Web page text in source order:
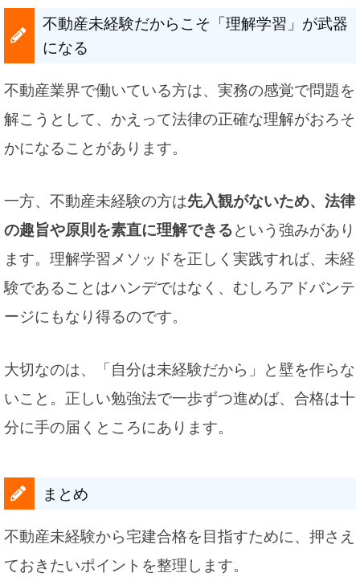
不動産未経験だからこそ「理解学習」が武器
になる
不動産業界で働いている方は、実務の感覚で問題を
解こうとして、かえって法律の正確な理解がおろそ
かになることがあります。
一方、不動産未経験の方は先入観がないため、法律
の趣旨や原則を素直に理解できるという強みがあり
ます。理解学習メソッドを正しく実践すれば、未経
験であることはハンデではなく、むしろアドバンテ
ージにもなり得るのです。
大切なのは、「自分は未経験だから」と壁を作らな
いこと。正しい勉強法で一歩ずつ進めば、合格は十
分に手の届くところにあります。
まとめ
不動産未経験から宅建合格を目指すために、押さえ
ておきたいポイントを整理します。